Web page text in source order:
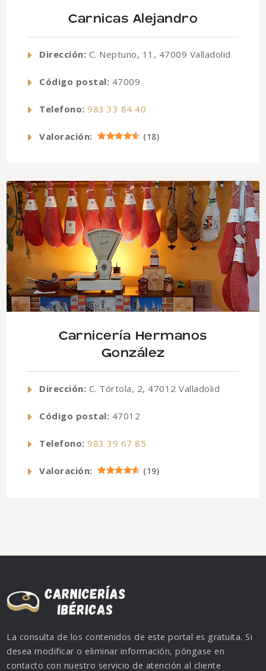
Carnicas Alejandro
Dirección: C. Neptuno, 11, 47009 Valladolid
Código postal: 47009
Telefono: 983 33 84 40
Valoración: (18)
Carnicería Hermanos
González
Dirección: C. Tórtola, 2, 47012 Valladolid
Código postal: 47012
Telefono: 983 39 67 85
Valoración: (19)
La consulta de los contenidos de este portal es gratuita. Si
desea modificar o eliminar información, póngase en
contacto con nuestro servicio de atención al cliente